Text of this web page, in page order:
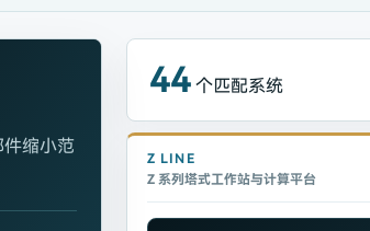
缩小范
44个匹配系统
Z LINE
Z 系列塔式工作站与计算平台